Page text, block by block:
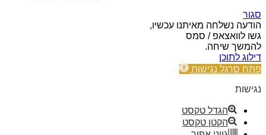
סגור
הודעה נשלחה מאיתנו עכשיו,
גשו לוואצאפ / סמס
להמשך שיחה.
דילוג לתוכן
פתח סרגל נגישות
נגישות
הגדל טקסט
הקטן טקסט